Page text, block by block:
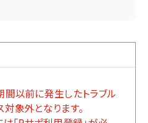
以前に発生したトラブル
象外となります。